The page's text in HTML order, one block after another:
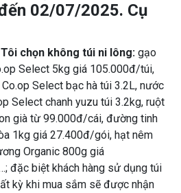
02/07/2025. Cụ
chọn không túi ni lông: gạo
Select 5kg giá 105.000đ/túi,
Select bạc hà túi 3.2L, nước
Select chanh yuzu túi 3.2kg, ruột
già từ 99.000đ/cái, đường tinh
1kg giá 27.400đ/gói, hạt nêm
Organic 800g giá
đặc biệt khách hàng sử dụng túi
kỳ khi mua sắm sẽ được nhận